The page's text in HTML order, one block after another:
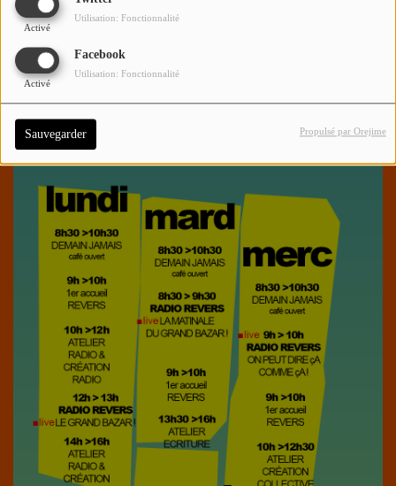
Activé
Utilisation: Fonctionnalité
Facebook
Activé
Utilisation: Fonctionnalité
Sauvegarder Propulsé par Orejime
HORAIRES